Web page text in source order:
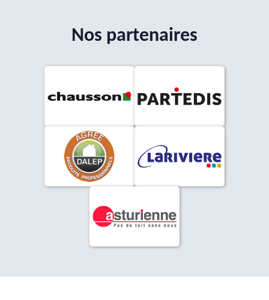
Nos partenaires